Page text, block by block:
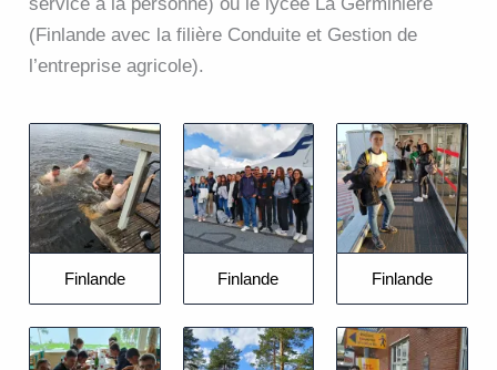
(Finlande avec la filière Conduite et Gestion de
l’entreprise agricole).
Finlande Finlande Finlande